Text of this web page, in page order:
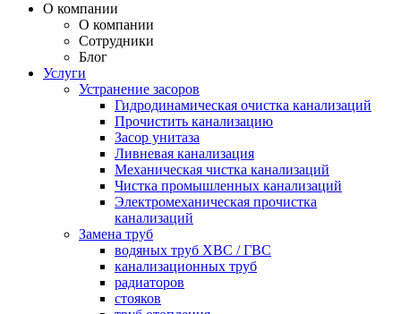
О компании
О компании
Сотрудники
Блог
Услуги
Устранение засоров
Гидродинамическая очистка канализаций
Прочистить канализацию
Засор унитаза
Ливневая канализация
Механическая чистка канализаций
Чистка промышленных канализаций
Электромеханическая прочистка
канализаций
Замена труб
водяных труб ХВС / ГВС
канализационных труб
радиаторов
стояков